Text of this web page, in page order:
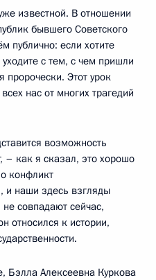
известной. В отношении
бывшего Советского
публично: если хотите
с тем, с чем пришли
пророчески. Этот урок
нас от многих трагедий
возможность
– как я сказал, это хорошо
конфликт
и наши здесь взгляды
совпадают сейчас,
относился к истории,
Бэлла Алексеевна Куркова